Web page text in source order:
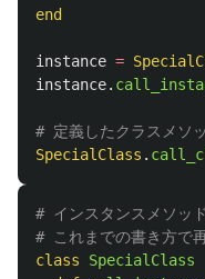
end
instance =
instance.
# 定義したクラスメソ
SpecialClass .
# インスタンスメソッ
# これまでの書き方で
class
SpecialClass